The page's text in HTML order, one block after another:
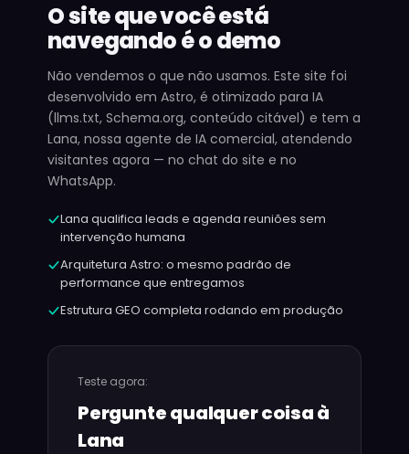
O site que você está
navegando é o demo
Não vendemos o que não usamos. Este site foi
desenvolvido em Astro, é otimizado para IA
(llms.txt, Schema.org, conteúdo citável) e tem a
Lana, nossa agente de IA comercial, atendendo
visitantes agora — no chat do site e no
WhatsApp.
Lana qualifica leads e agenda reuniões sem
intervenção humana
Arquitetura Astro: o mesmo padrão de
performance que entregamos
Estrutura GEO completa rodando em produção
Teste agora:
Pergunte qualquer coisa à
Lana